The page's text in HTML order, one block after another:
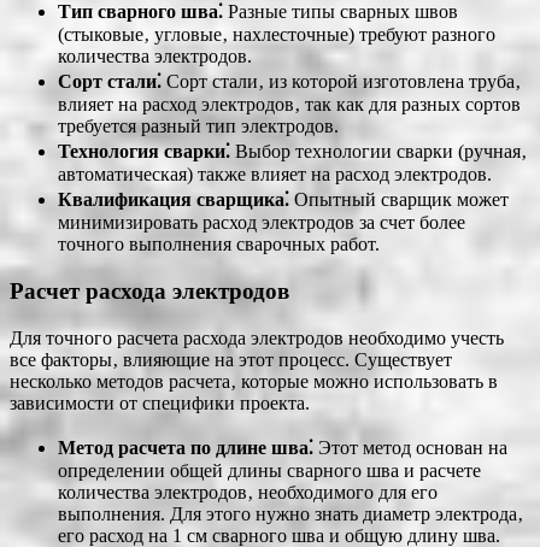
Тип сварного шва⁚ Разные типы сварных швов
(стыковые‚ угловые‚ нахлесточные) требуют разного
количества электродов.
Сорт стали⁚ Сорт стали‚ из которой изготовлена труба‚
влияет на расход электродов‚ так как для разных сортов
требуется разный тип электродов.
Технология сварки⁚ Выбор технологии сварки (ручная‚
автоматическая) также влияет на расход электродов.
Квалификация сварщика⁚ Опытный сварщик может
минимизировать расход электродов за счет более
точного выполнения сварочных работ.
Расчет расхода электродов
Для точного расчета расхода электродов необходимо учесть
все факторы‚ влияющие на этот процесс. Существует
несколько методов расчета‚ которые можно использовать в
зависимости от специфики проекта.
Метод расчета по длине шва⁚ Этот метод основан на
определении общей длины сварного шва и расчете
количества электродов‚ необходимого для его
выполнения. Для этого нужно знать диаметр электрода‚
его расход на 1 см сварного шва и общую длину шва.